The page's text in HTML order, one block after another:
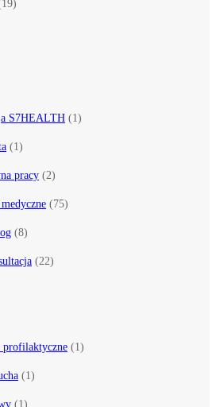
S7HEALTH (1)
(1)
pracy (2)
(75)
(8)
(22)
profilaktyczne (1)
(1)
(1)